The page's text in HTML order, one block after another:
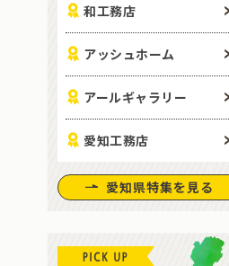
和工務店
アッシュホーム
アールギャラリー
愛知工務店
愛知県特集を見る